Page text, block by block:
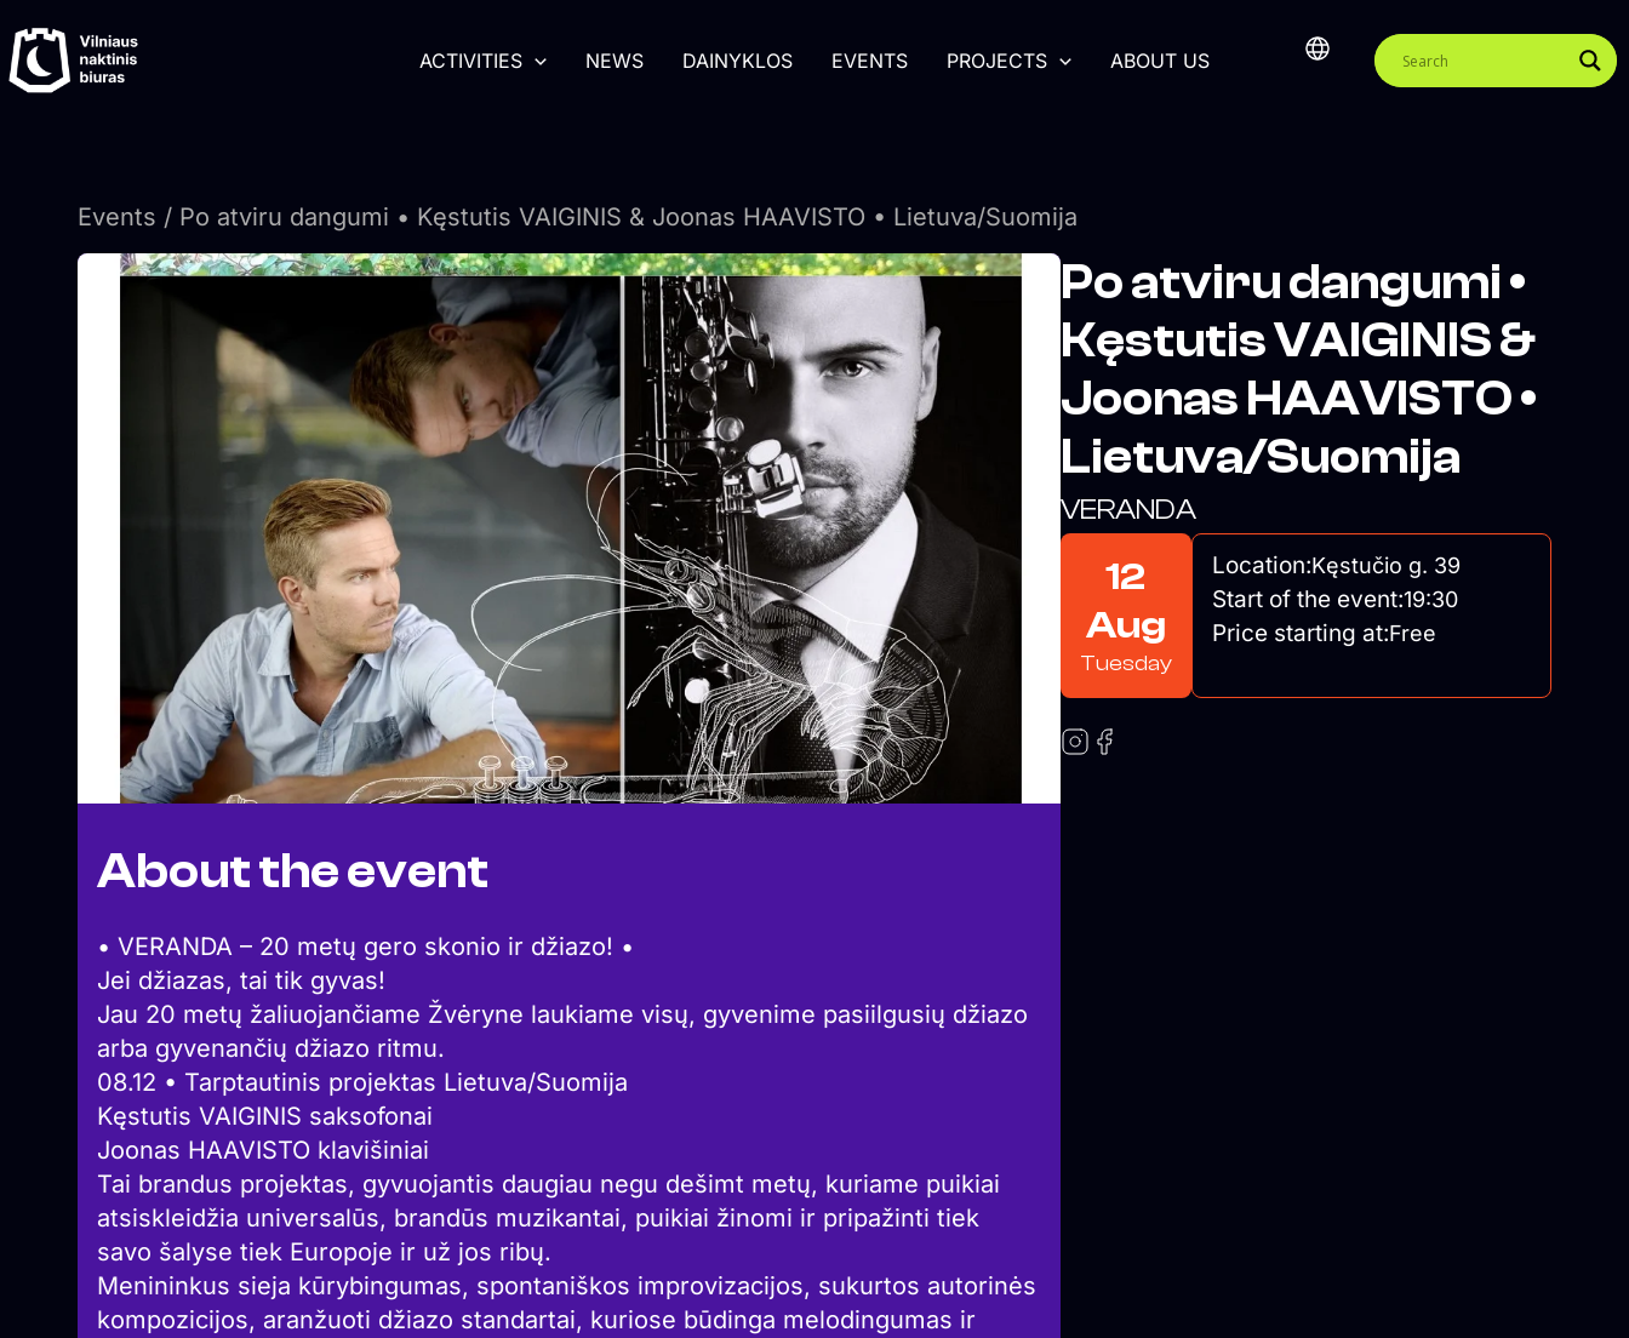
to
content
ACTIVITIES NEWS DAINYKLOS EVENTS PROJECTS ABOUT US
Events / Po atviru dangumi • Kęstutis VAIGINIS & Joonas HAAVISTO • Lietuva/Suomija
About the event
• VERANDA – 20 metų gero skonio ir džiazo! •
Jei džiazas, tai tik gyvas!
Jau 20 metų žaliuojančiame Žvėryne laukiame visų, gyvenime pasiilgusių džiazo
arba gyvenančių džiazo ritmu.
08.12 • Tarptautinis projektas Lietuva/Suomija
Kęstutis VAIGINIS saksofonai
Joonas HAAVISTO klavišiniai
Tai brandus projektas, gyvuojantis daugiau negu dešimt metų, kuriame puikiai
atsiskleidžia universalūs, brandūs muzikantai, puikiai žinomi ir pripažinti tiek
savo šalyse tiek Europoje ir už jos ribų.
Menininkus sieja kūrybingumas, spontaniškos improvizacijos, sukurtos autorinės
kompozicijos, aranžuoti džiazo standartai, kuriose būdinga melodingumas ir
Po atviru dangumi •
Kęstutis VAIGINIS &
Joonas HAAVISTO •
Lietuva/Suomija
VERANDA
12
Aug
Tuesday
Location:Kęstučio g. 39
Start of the event:19:30
Price starting at:Free